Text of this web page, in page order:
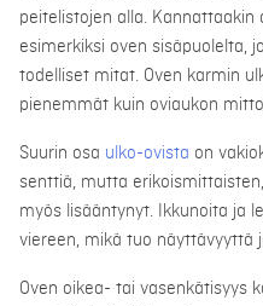
peitelistojen alla.
esimerkiksi oven sisäpuolelta,
todelliset mitat. Oven karmin
pienemmät kuin oviaukon
Suurin osa ulko-ovista on
senttiä, mutta
myös lisääntynyt. Ikkunoita ja
viereen, mikä tuo näyttävyyttä
Oven oikea- tai vasenkätisyys